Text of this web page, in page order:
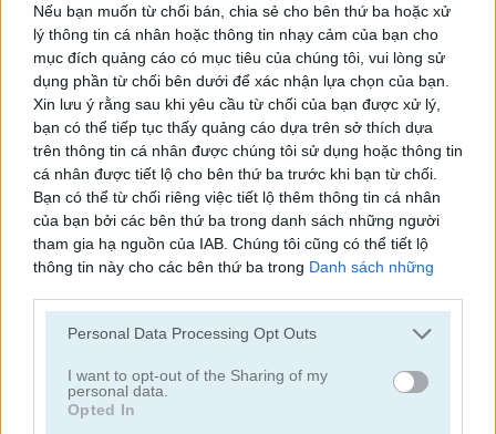
Nếu bạn muốn từ chối bán, chia sẻ cho bên thứ ba hoặc xử
lý thông tin cá nhân hoặc thông tin nhạy cảm của bạn cho
mục đích quảng cáo có mục tiêu của chúng tôi, vui lòng sử
dụng phần từ chối bên dưới để xác nhận lựa chọn của bạn.
Xin lưu ý rằng sau khi yêu cầu từ chối của bạn được xử lý,
bạn có thể tiếp tục thấy quảng cáo dựa trên sở thích dựa
trên thông tin cá nhân được chúng tôi sử dụng hoặc thông tin
cá nhân được tiết lộ cho bên thứ ba trước khi bạn từ chối.
Bạn có thể từ chối riêng việc tiết lộ thêm thông tin cá nhân
của bạn bởi các bên thứ ba trong danh sách những người
tham gia hạ nguồn của IAB. Chúng tôi cũng có thể tiết lộ
thông tin này cho các bên thứ ba trong Danh sách những
lộ thêm thông tin này cho các bên thứ ba khác.
services and may gather and store information including but
not limited to your visit or usage behaviour. You may click to
grant or deny consent to Google and its third-party tags to
Personal Data Processing Opt Outs
I want to opt-out of the Sharing of my
personal data.
Opted In
Jewelish Sheep's Adventure
Garden Match 3D Clockwork Beetles